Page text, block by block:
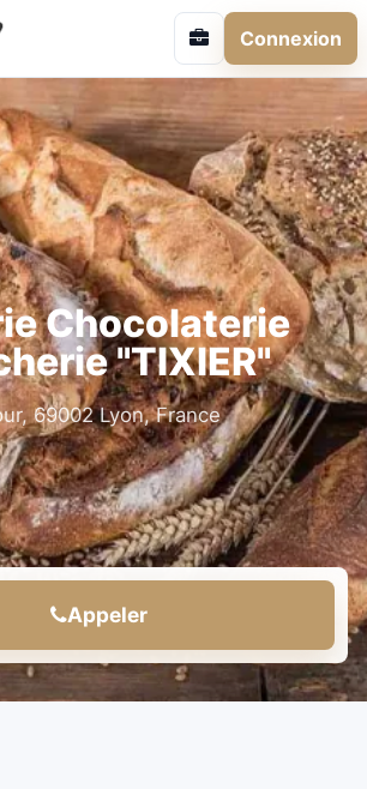
Connexion
Chocolaterie
"TIXIER"
69002 Lyon, France
Appeler